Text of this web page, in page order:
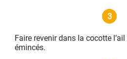
3
Faire revenir dans la cocotte
émincés.